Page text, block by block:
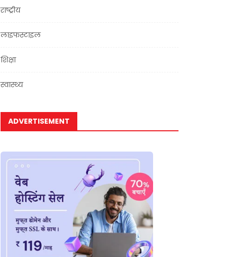
राष्ट्रीय
लाइफस्टाइल
शिक्षा
स्वास्थ्य
ADVERTISEMENT